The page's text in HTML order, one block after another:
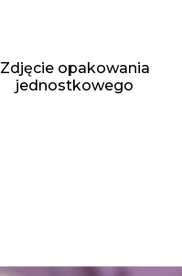
Zdjęcie opakowania
jednostkowego